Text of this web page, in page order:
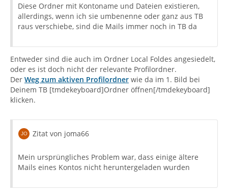
Diese Ordner mit Kontoname und Dateien existieren,
allerdings, wenn ich sie umbenenne oder ganz aus TB
raus verschiebe, sind die Mails immer noch in TB da
Entweder sind die auch im Ordner Local Foldes angesiedelt,
oder es ist doch nicht der relevante Profilordner.
Der Weg zum aktiven Profilordner wie da im 1. Bild bei
Deinem TB [tmdekeyboard]Ordner öffnen[/tmdekeyboard]
klicken.
Zitat von joma66
Mein ursprüngliches Problem war, dass einige ältere
Mails eines Kontos nicht heruntergeladen wurden